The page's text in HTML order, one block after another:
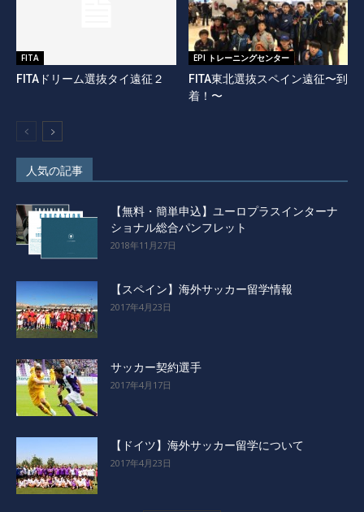
FITA
FITAドリーム選抜タイ遠征２
EPI トレーニングセンター
FITA東北選抜スペイン遠征〜到
着！〜
人気の記事
【無料・簡単申込】ユーロプラスインターナ
ショナル総合パンフレット
2018年11月27日
【スペイン】海外サッカー留学情報
2017年4月23日
サッカー契約選手
2017年4月17日
【ドイツ】海外サッカー留学について
2017年4月23日